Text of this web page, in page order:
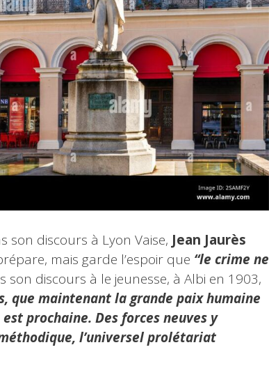
son discours à Lyon Vaise, Jean Jaurès
mais garde l’espoir que “le crime ne
son discours à le jeunesse, à Albi en 1903,
que maintenant la grande paix humaine
prochaine. Des forces neuves y
l’universel prolétariat